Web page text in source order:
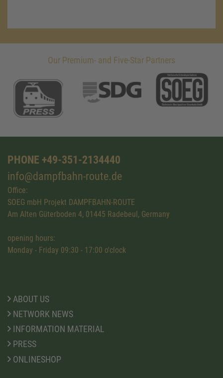
Our Premium- and Five-Star Partners
PHONE +49-351-2134440
info@dampfbahn-route.de
Office:
SOEG mbH Projekt DAMPFBAHN-ROUTE
Am Alten Güterboden 4, 01445 Radebeul, Germany
opening hours:
Monday - Friday 09:30 - 17:00 o'clock
ABOUT US
NETWORK NEWS
INFORMATION MATERIAL
PRESS
ONLINESHOP